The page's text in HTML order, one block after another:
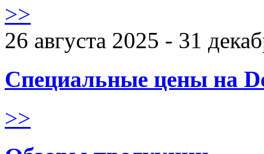
>>
26 августа 2025 - 31
Специальные цены на
>>